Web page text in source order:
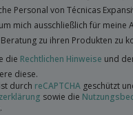
Personal von Técnicas
mich ausschließlich für meine
zu ihren Produkten zu
die Rechtlichen Hinweise und
diese.
durch reCAPTCHA geschützt
sowie die